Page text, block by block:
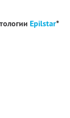
Epilstar*